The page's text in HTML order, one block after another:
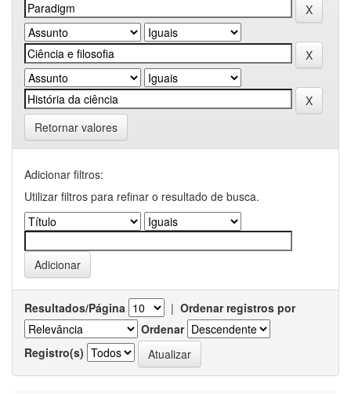
Retornar valores
Adicionar filtros:
Utilizar filtros para refinar o resultado de busca.
Resultados/Página | Ordenar registros por
Ordenar
Registro(s)